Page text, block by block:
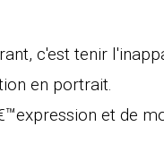
c'est tenir
en portrait.
et de